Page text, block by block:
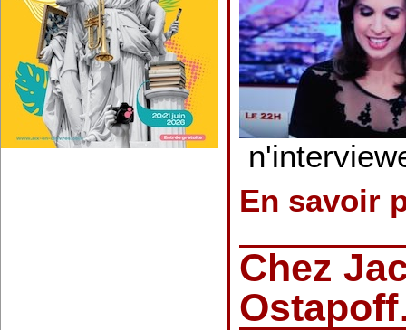
En savoir
Chez